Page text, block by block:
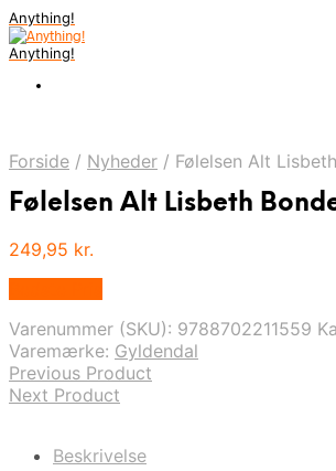
Anything!
Anything!
Forside / Nyheder / Følelsen Alt
Følelsen Alt Lisbeth
249,95 kr.
Varenummer (SKU): 9788702211559
Varemærke: Gyldendal
Previous Product
Next Product
Beskrivelse